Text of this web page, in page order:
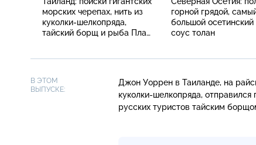
морских черепах, нить из
куколки-шелкопряда,
тайский борщ и рыба Пла
горной грядой,
большой осетинский
соус толан
В ЭТОМ
ВЫПУСКЕ:
Джон Уоррен в Таиланде, на
куколки-шелкопряда, отправился
русских туристов тайским